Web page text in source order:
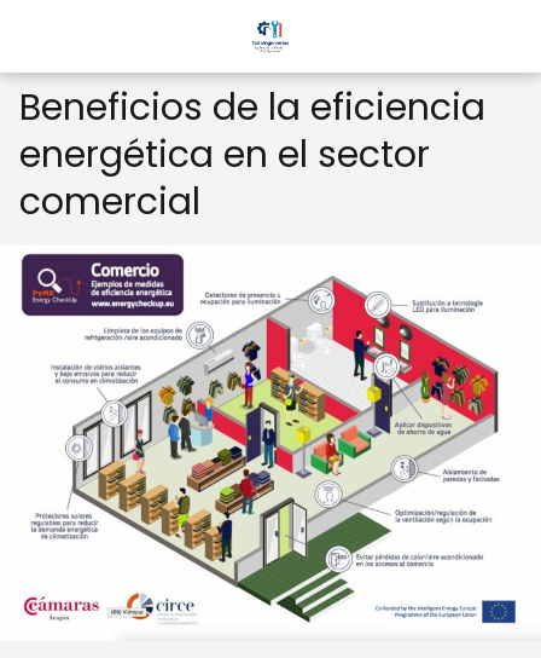
Beneficios de la eficiencia
energética en el sector
comercial